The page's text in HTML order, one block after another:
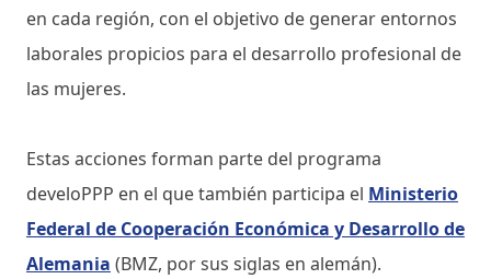
en cada región, con el objetivo de generar entornos
laborales propicios para el desarrollo profesional de
las mujeres.
Estas acciones forman parte del programa
develoPPP en el que también participa el Ministerio
Federal de Cooperación Económica y Desarrollo de
Alemania (BMZ, por sus siglas en alemán).